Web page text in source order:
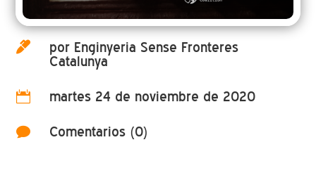

por Enginyeria Sense Fronteres
Catalunya
 martes 24 de noviembre de 2020
 Comentarios (0)